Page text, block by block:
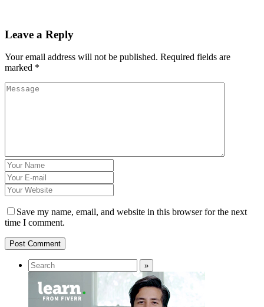
Leave a Reply
Your email address will not be published. Required fields are
marked *
Save my name, email, and website in this browser for the next
time I comment.